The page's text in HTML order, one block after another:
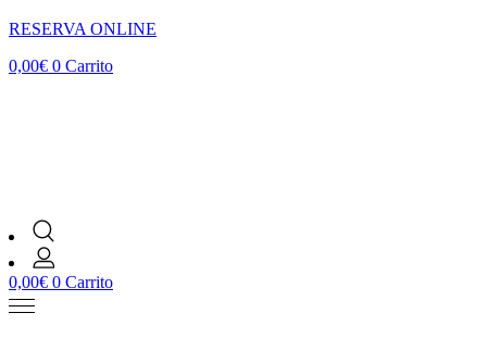
RESERVA ONLINE
0,00€ 0 Carrito
0,00€ 0 Carrito